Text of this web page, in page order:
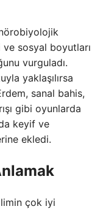
nörobiyolojik
ve sosyal boyutları
vurguladı.
yaklaşılırsa
sanal bahis,
gibi oyunlarda
keyif ve
ekledi.
çok iyi